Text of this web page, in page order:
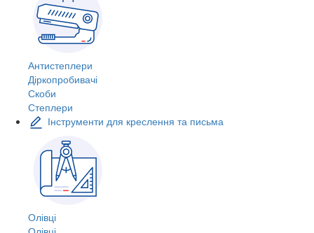
Антистеплери
Діркопробивачі
Скоби
Степлери
Інструменти для креслення та письма
Олівці